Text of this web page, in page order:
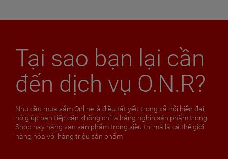
Tại sao bạn lại cần
đến dịch vụ O.N.R?
Nhu cầu mua sắm Online là điều tất yếu trong xã hội hiện đại,
nó giúp bạn tiếp cận không chỉ là hàng nghìn sản phẩm trong
Shop hay hàng vạn sản phẩm trong siêu thị mà là cả thế giới
hàng hóa với hàng triệu sản phẩm